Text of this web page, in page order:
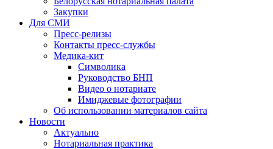
Закупки
Для СМИ
Пресс-релизы
Контакты пресс-службы
Медика-кит
Символика
Руководство БНП
Видео о нотариате
Имиджевые фотографии
Об использовании материалов сайта
Новости
Актуально
Нотариальная практика